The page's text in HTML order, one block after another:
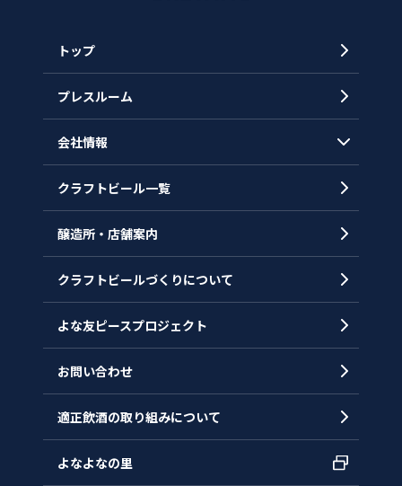
トップ
プレスルーム
会社情報
会社概要
沿革
クラフトビール一覧
醸造所・店舗案内
クラフトビールづくりについて
よな友ピースプロジェクト
お問い合わせ
適正飲酒の取り組みについて
よなよなの里